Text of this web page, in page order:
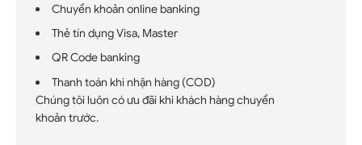
Chuyển khoản online banking
Thẻ tín dụng Visa, Master
QR Code banking
Thanh toán khi nhận hàng (COD)
Chúng tôi luôn có ưu đãi khi khách hàng chuyển
khoản trước.